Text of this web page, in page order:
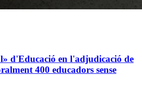
d'Educació en l'adjudicació de
400 educadors sense